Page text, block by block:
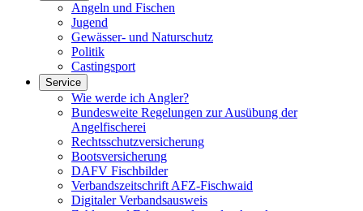
Angeln und Fischen
Jugend
Gewässer- und Naturschutz
Politik
Castingsport
Service
Wie werde ich Angler?
Bundesweite Regelungen zur Ausübung der
Angelfischerei
Rechtsschutzversicherung
Bootsversicherung
DAFV Fischbilder
Verbandszeitschrift AFZ-Fischwaid
Digitaler Verbandsausweis